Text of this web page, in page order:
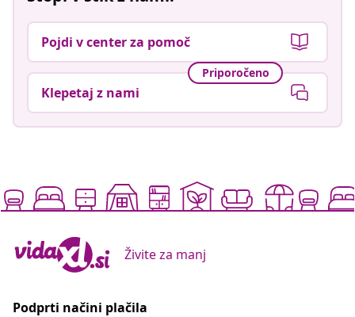
Pojdi v center za pomoč
Priporočeno
Klepetaj z nami
Živite za manj
Podprti načini plačila